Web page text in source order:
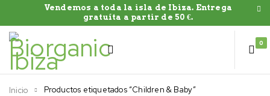
Vendemos a toda la isla de Ibiza. Entrega
gratuíta a partir de 50 €.
0
Inicio Productos etiquetados “Children & Baby”